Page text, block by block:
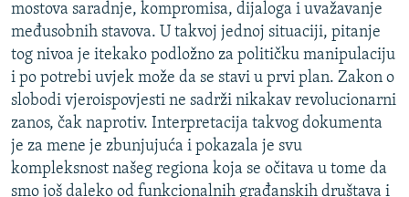
mostova saradnje, kompromisa, dijaloga i uvažavanje
međusobnih stavova. U takvoj jednoj situaciji, pitanje
tog nivoa je itekako podložno za političku manipulaciju
i po potrebi uvjek može da se stavi u prvi plan. Zakon o
slobodi vjeroispovjesti ne sadrži nikakav revolucionarni
zanos, čak naprotiv. Interpretacija takvog dokumenta
je za mene je zbunjujuća i pokazala je svu
kompleksnost našeg regiona koja se očitava u tome da
smo još daleko od funkcionalnih građanskih društava i